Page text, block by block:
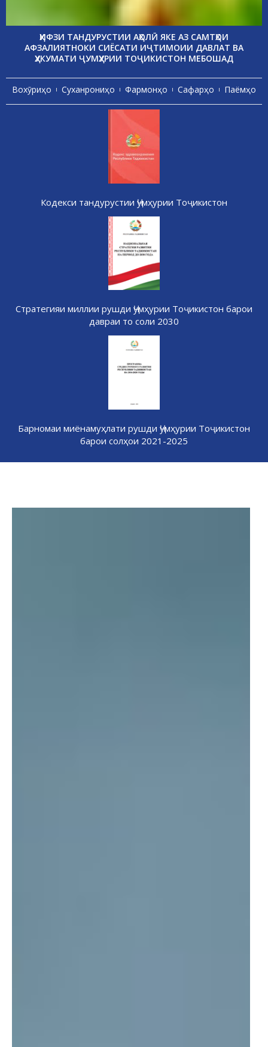
ҲИФЗИ ТАНДУРУСТИИ АҲОЛӢ ЯКЕ АЗ САМТҲОИ
АФЗАЛИЯТНОКИ СИЁСАТИ ИҶТИМОИИ ДАВЛАТ ВА
ҲУКУМАТИ ҶУМҲУРИИ ТОҶИКИСТОН МЕБОШАД
Вохӯриҳо Суханрониҳо Фармонҳо Сафарҳо Паёмҳо
Кодекси тандурустии Ҷумҳурии Тоҷикистон
Стратегияи миллии рушди Ҷумҳурии Тоҷикистон барои
давраи то соли 2030
Барномаи миёнамуҳлати рушди Ҷумҳурии Тоҷикистон
барои солҳои 2021-2025